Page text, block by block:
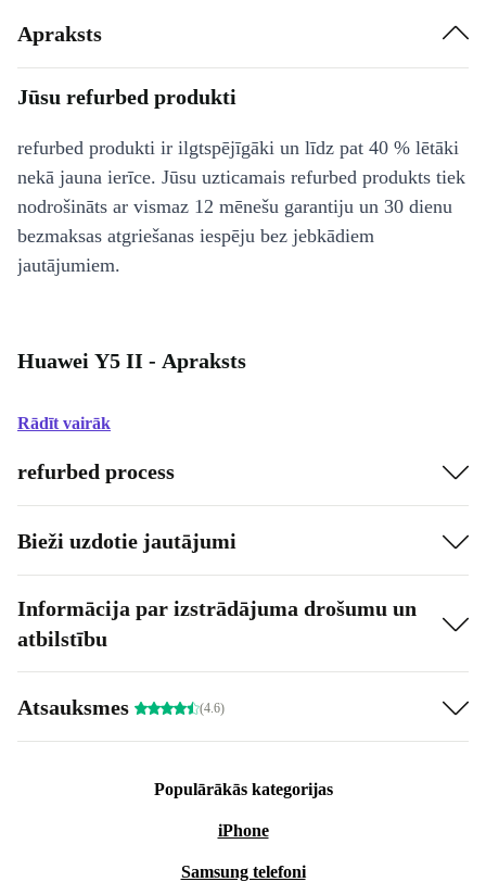
Apraksts
Jūsu refurbed produkti
refurbed produkti ir ilgtspējīgāki un līdz pat 40 % lētāki
nekā jauna ierīce. Jūsu uzticamais refurbed produkts tiek
nodrošināts ar vismaz 12 mēnešu garantiju un 30 dienu
bezmaksas atgriešanas iespēju bez jebkādiem
jautājumiem.
Huawei Y5 II - Apraksts
Rādīt vairāk
refurbed process
Bieži uzdotie jautājumi
Informācija par izstrādājuma drošumu un
atbilstību
Atsauksmes (4.6)
Populārākās kategorijas
iPhone
Samsung telefoni